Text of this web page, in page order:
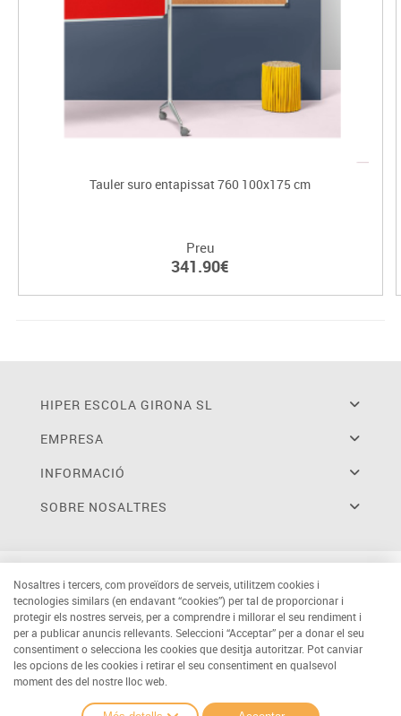
Tauler suro entapissat 760 100x175 cm
Preu
341.90€
HIPER ESCOLA GIRONA SL
EMPRESA
INFORMACIÓ
SOBRE NOSALTRES
Nosaltres i tercers, com proveïdors de serveis, utilitzem cookies i
tecnologies similars (en endavant “cookies”) per tal de proporcionar i
protegir els nostres serveis, per a comprendre i millorar el seu rendiment i
per a publicar anuncis rellevants. Seleccioni “Acceptar” per a donar el seu
consentiment o selecciona les cookies que desitja autoritzar. Pot canviar
les opcions de les cookies i retirar el seu consentiment en qualsevol
moment des del nostre lloc web.